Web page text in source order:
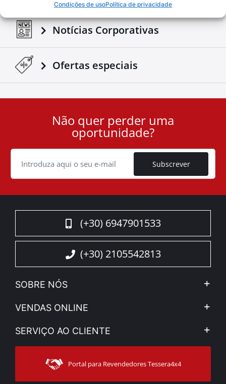
Condições de usoPolítica de privacidade
Notícias Corporativas
Ofertas especiais
Cookie
Não quer perder uma
oportunidade?
Subscrever
(+30) 6947901533
(+30) 2105542813
SOBRE NÓS
A Companhia
Notícias
Sitemap
VENDAS ONLINE
Minha Conta
Modos de Enviο
SERVIÇO AO CLIENTE
Contacto
Apoio ao cliente
Rastrear ordem
Portal para Revendedores Tessera4x4